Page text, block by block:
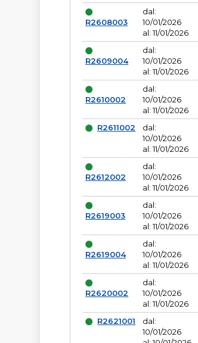
R2608003
dal:
10/01/2026
al: 11/01/2026
R2609004
dal:
10/01/2026
al: 11/01/2026
R2610002
dal:
10/01/2026
al: 11/01/2026
R2611002
dal:
10/01/2026
al: 11/01/2026
R2612002
dal:
10/01/2026
al: 11/01/2026
R2619003
dal:
10/01/2026
al: 11/01/2026
R2619004
dal:
10/01/2026
al: 11/01/2026
R2620002
dal:
10/01/2026
al: 11/01/2026
R2621001
dal:
10/01/2026